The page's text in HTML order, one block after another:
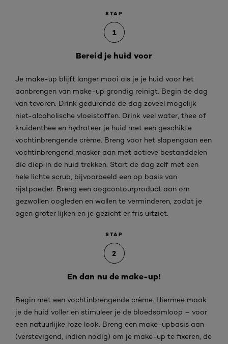
STAP
1
Bereid je huid voor
Je make-up blijft langer mooi als je je huid voor het
aanbrengen van make-up grondig reinigt. Begin de dag
van tevoren. Drink gedurende de dag zoveel mogelijk
niet-alcoholische vloeistoffen. Drink veel water, thee of
kruidenthee en hydrateer je huid met een geschikte
vochtinbrengende crème. Breng voor het slapengaan een
vochtinbrengend masker aan met actieve bestanddelen
die diep in de huid trekken. Start de dag zelf met een
hele lichte scrub, bijvoorbeeld een op basis van
rijstpoeder. Breng een oogcontourproduct aan om
gezwollen oogleden en wallen te verminderen, zodat je
ogen groter lijken en je gezicht er fris uitziet.
STAP
2
En dan nu de make-up!
Begin met een vochtinbrengende crème. Hiermee maak
je de huid voller en stimuleer je de bloedsomloop – voor
een natuurlijke roze look. Breng een make-upbasis aan
(verstevigend, indien nodig) om je make-up te fixeren, de